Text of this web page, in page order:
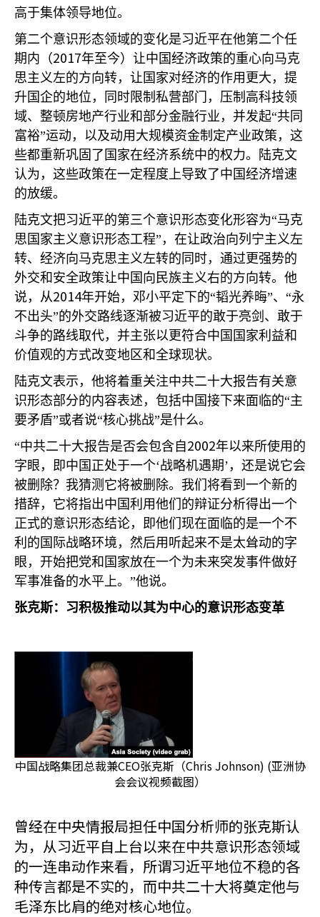
高于集体领导地位。
第二个意识形态领域的变化是习近平在他第二个任
期内（2017年至今）让中国经济政策的重心向马克
思主义左的方向转，让国家对经济的作用更大，提
升国企的地位，同时限制私营部门，压制高科技领
域、整顿房地产行业和部分金融行业，并发起“共同
富裕”运动，以及动用大规模资金制定产业政策，这
些都重新巩固了国家在经济系统中的权力。陆克文
认为，这些政策在一定程度上导致了中国经济增速
的放缓。
陆克文把习近平的第三个意识形态变化形容为“马克
思国家主义意识形态工程”，在让政治向列宁主义左
转、经济向马克思主义左转的同时，通过更强势的
外交和安全政策让中国向民族主义右的方向转。他
说，从2014年开始，邓小平定下的“韬光养晦”、“永
不出头”的外交路线逐渐被习近平的敢于亮剑、敢于
斗争的路线取代，并主张以更符合中国国家利益和
价值观的方式改变地区和全球现状。
陆克文表示，他将着重关注中共二十大报告有关意
识形态部分的内容表述，包括中国接下来面临的“主
要矛盾”或者说“核心挑战”是什么。
“中共二十大报告是否会包含自 2002年以来所使用的
字眼，即中国正处于一个‘战略机遇期’，还是说它会
被删除？我猜测它将被删除。我们将看到一个新的
措辞，它将指出中国利用他们的辩证分析得出一个
正式的意识形态结论，即他们现在面临的是一个不
利的国际战略环境，然后用听起来不是太耸动的字
眼，开始把党和国家放在一个为未来突发事件做好
军事准备的水平上。”他说。
张克斯：习积极推动以其为中心的意识形态变革
中国战略集团总裁兼CEO张克斯（Chris Johnson) (亚洲协
会会议视频截图）
曾经在中央情报局担任中国分析师的张克斯认
为，从习近平自上台以来在中共意识形态领域
的一连串动作来看，所谓习近平地位不稳的各
种传言都是不实的，而中共二十大将奠定他与
毛泽东比肩的绝对核心地位。